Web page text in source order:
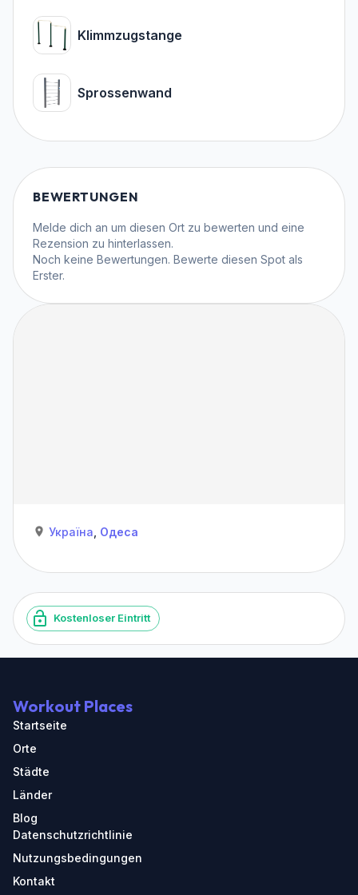
Klimmzugstange
Sprossenwand
BEWERTUNGEN
Melde dich an um diesen Ort zu bewerten und eine
Rezension zu hinterlassen.
Noch keine Bewertungen. Bewerte diesen Spot als
Erster.
Україна Одеса
Kostenloser Eintritt
Workout Places
Startseite
Orte
Städte
Länder
Blog
Datenschutzrichtlinie
Nutzungsbedingungen
Kontakt